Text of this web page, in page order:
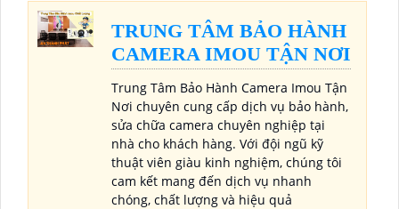
TRUNG TÂM BẢO HÀNH
CAMERA IMOU TẬN NƠI
Trung Tâm Bảo Hành Camera Imou Tận
Nơi chuyên cung cấp dịch vụ bảo hành,
sửa chữa camera chuyên nghiệp tại
nhà cho khách hàng. Với đội ngũ kỹ
thuật viên giàu kinh nghiệm, chúng tôi
cam kết mang đến dịch vụ nhanh
chóng, chất lượng và hiệu quả